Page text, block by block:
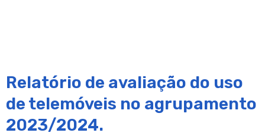
Relatório de avaliação do uso
de telemóveis no agrupamento
2023/2024.